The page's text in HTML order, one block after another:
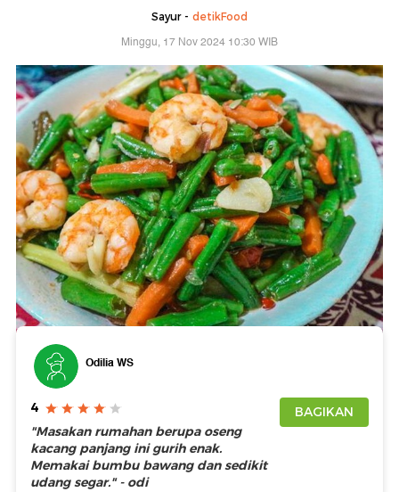
Sayur - detikFood
Minggu, 17 Nov 2024 10:30 WIB
Foto: Getty Images
Odilia WS
4
"Masakan rumahan berupa oseng
kacang panjang ini gurih enak.
Memakai bumbu bawang dan sedikit
udang segar." - odi
BAGIKAN